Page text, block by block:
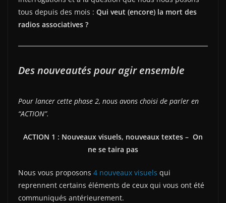
tous depuis des mois : Qui veut (encore) la mort des
radios associatives ?
Des nouveautés pour agir ensemble
Pour lancer cette phase 2, nous avons choisi de parler en
“ACTION”.
ACTION 1 : Nouveaux visuels, nouveaux textes – On
ne se taira pas
Nous vous proposons 4 nouveaux visuels qui
reprennent certains éléments de ceux qui vous ont été
communiqués antérieurement.